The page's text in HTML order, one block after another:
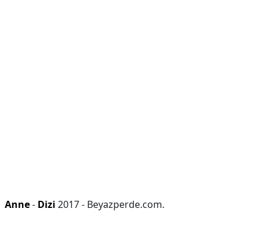
Anne- Dizi 2017 - Beyazperde.com.